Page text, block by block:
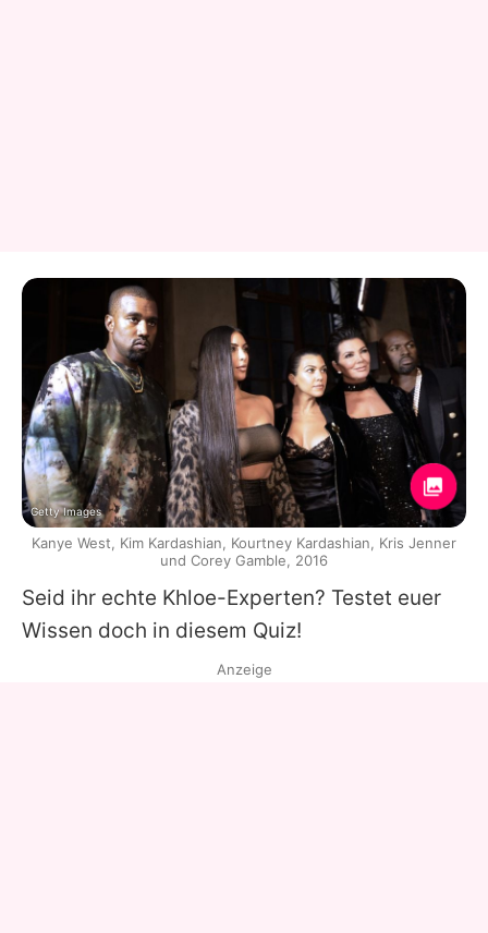
Seid ihr echte Khloe-Experten? Testet euer
Wissen doch in diesem Quiz!
Getty Images
Kanye West, Kim Kardashian, Kourtney Kardashian, Kris Jenner
und Corey Gamble, 2016
Anzeige